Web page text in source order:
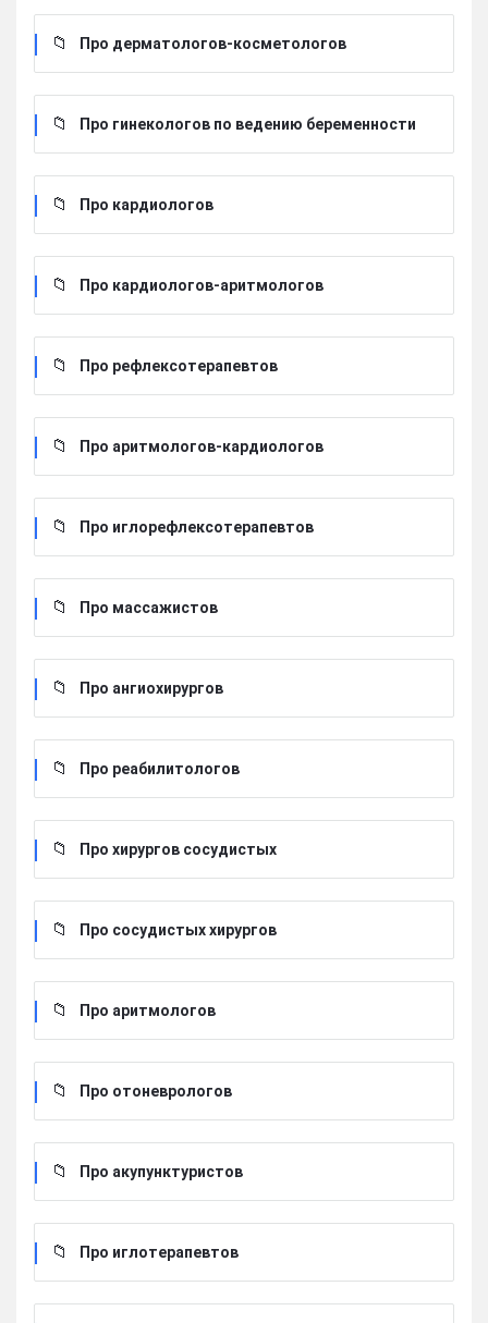
Про дерматологов-косметологов
Про гинекологов по ведению беременности
Про кардиологов
Про кардиологов-аритмологов
Про рефлексотерапевтов
Про аритмологов-кардиологов
Про иглорефлексотерапевтов
Про массажистов
Про ангиохирургов
Про реабилитологов
Про хирургов сосудистых
Про сосудистых хирургов
Про аритмологов
Про отоневрологов
Про акупунктуристов
Про иглотерапевтов